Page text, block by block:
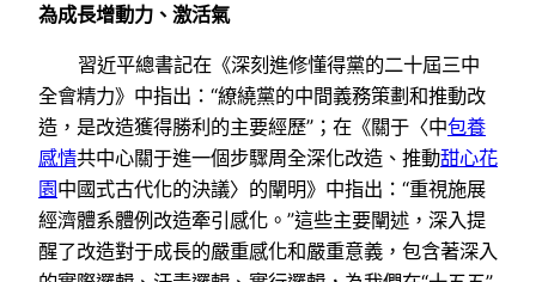
為成長增動力、激活氣
習近平總書記在《深刻進修懂得黨的二十屆三中
全會精力》中指出：“繚繞黨的中間義務策劃和推動改
造，是改造獲得勝利的主要經歷”；在《關于〈中包養
感情共中心關于進一個步驟周全深化改造、推動甜心花
園中國式古代化的決議〉的闡明》中指出：“重視施展
經濟體系體例改造牽引感化。”這些主要闡述，深入提
醒了改造對于成長的嚴重感化和嚴重意義，包含著深入